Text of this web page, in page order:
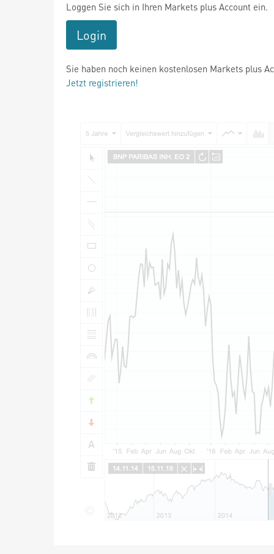
Loggen Sie sich in Ihren Markets plus Account ein.
Login
Sie haben noch keinen kostenlosen Markets plus
Jetzt registrieren!